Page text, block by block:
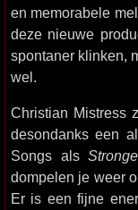
en memorabele
deze nieuwe
spontaner klinken,
wel.
Christian Mistress
desondanks een
Songs als
dompelen je weer
Er is een fijne